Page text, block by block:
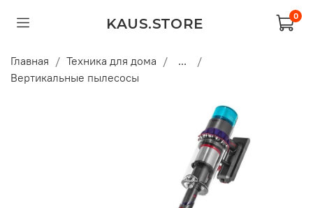
KAUS.STORE 0
Главная Техника для дома
...
Вертикальные пылесосы